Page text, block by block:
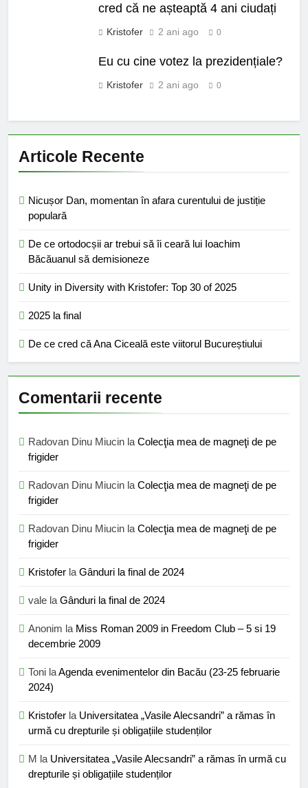
cred că ne așteaptă 4 ani ciudați
Kristofer 2 ani ago 0
Eu cu cine votez la prezidențiale?
Kristofer 2 ani ago 0
Articole Recente
Nicușor Dan, momentan în afara curentului de justiție
populară
De ce ortodocșii ar trebui să îi ceară lui Ioachim
Băcăuanul să demisioneze
Unity in Diversity with Kristofer: Top 30 of 2025
2025 la final
De ce cred că Ana Ciceală este viitorul Bucureștiului
Comentarii recente
Radovan Dinu Miucin la Colecţia mea de magneţi de pe
frigider
Radovan Dinu Miucin la Colecţia mea de magneţi de pe
frigider
Radovan Dinu Miucin la Colecţia mea de magneţi de pe
frigider
Kristofer la Gânduri la final de 2024
vale la Gânduri la final de 2024
Anonim la Miss Roman 2009 in Freedom Club – 5 si 19
decembrie 2009
Toni laAgenda evenimentelor din Bacău (23-25 februarie
2024)
Kristofer la Universitatea „Vasile Alecsandri” a rămas în
urmă cu drepturile și obligațiile studenților
M la Universitatea „Vasile Alecsandri” a rămas în urmă cu
drepturile și obligațiile studenților